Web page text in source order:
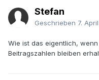
Stefan
Geschrieben 7.
Wie ist das eigentlich,
Beitragszahlen bleiben